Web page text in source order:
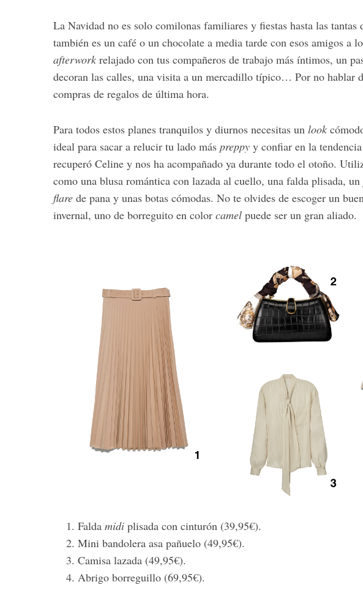
La Navidad no es solo comilonas familiares y fiestas hasta las tantas
también es un café o un chocolate a media tarde con esos amigos a
afterwork relajado con tus compañeros de trabajo más íntimos, un
decoran las calles, una visita a un mercadillo típico… Por no hablar
compras de regalos de última hora.
Para todos estos planes tranquilos y diurnos necesitas un look
ideal para sacar a relucir tu lado más preppy y confiar en la
recuperó Celine y nos ha acompañado ya durante todo el otoño.
como una blusa romántica con lazada al cuello, una falda plisada,
flare de pana y unas botas cómodas. No te olvides de escoger un
invernal, uno de borreguito en color camel puede ser un gran aliado.
Falda midi plisada con cinturón (39,95€).
Mini bandolera asa pañuelo (49,95€).
Camisa lazada (49,95€).
Abrigo borreguillo (69,95€).
S
e
f
o